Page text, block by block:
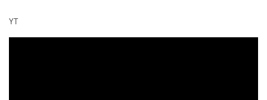
YT